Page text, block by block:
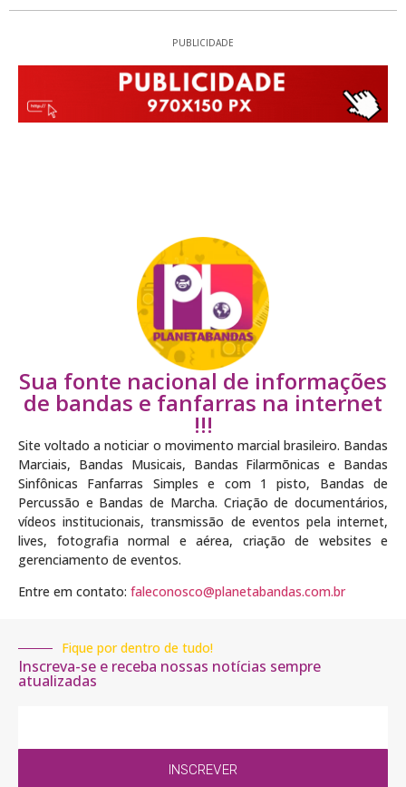
PUBLICIDADE
Sua fonte nacional de informações
de bandas e fanfarras na internet
!!!
Site voltado a noticiar o movimento marcial brasileiro. Bandas
Marciais, Bandas Musicais, Bandas Filarmõnicas e Bandas
Sinfônicas Fanfarras Simples e com 1 pisto, Bandas de
Percussão e Bandas de Marcha. Criação de documentários,
vídeos institucionais, transmissão de eventos pela internet,
lives, fotografia normal e aérea, criação de websites e
gerenciamento de eventos.
Entre em contato: faleconosco@planetabandas.com.br
Fique por dentro de tudo!
Inscreva-se e receba nossas notícias sempre
atualizadas
INSCREVER